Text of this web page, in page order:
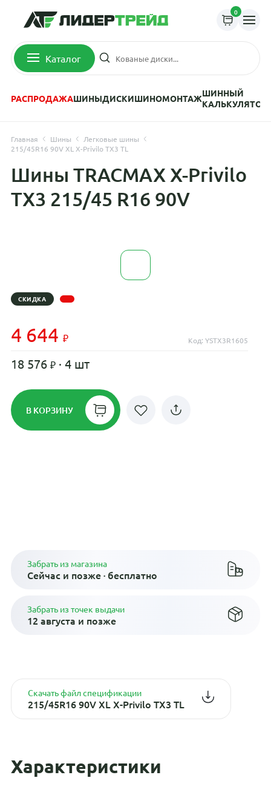
0
Каталог
РАСПРОДАЖАШИНЫДИСКИШИНОМОНТАЖШИННЫЙ
КАЛЬКУЛЯТОР
Главная Шины
Легковые шины
215/45R16 90V XL X-Privilo TX3 TL
Шины TRACMAX X-Privilo
TX3 215/45 R16 90V
СКИДКА
4 644 Код: YSTX3R1605
18 576 · 4 шт
В КОРЗИНУ
Забрать из магазина
Сейчас и позже · бесплатно
Забрать из точек выдачи
12 августа и позже
Скачать файл спецификации
215/45R16 90V XL X-Privilo TX3 TL
Характеристики